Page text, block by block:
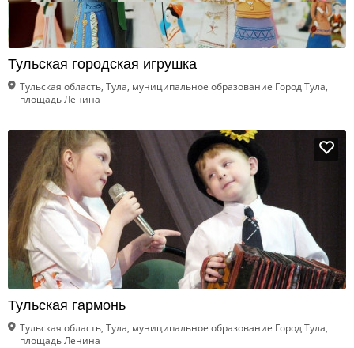
Тульская городская игрушка
Тульская область, Тула, муниципальное образование Город Тула,
площадь Ленина
Тульская гармонь
Тульская область, Тула, муниципальное образование Город Тула,
площадь Ленина